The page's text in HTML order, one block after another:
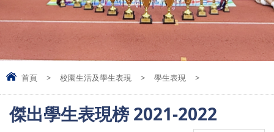
首頁 > 校園生活及學生表現 > 學生表現 >
傑出學生表現榜 2021-2022